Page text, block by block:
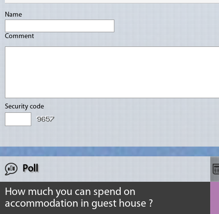
Name
Comment
Security code
Poll
How much you can spend on
accommodation in guest house ?